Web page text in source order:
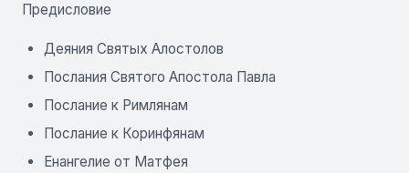
Предисловие
Деяния Святых Алостолов
Послания Святого Апостола Павла
Послание к Римлянам
Послание к Коринфянам
Енангелие от Матфея